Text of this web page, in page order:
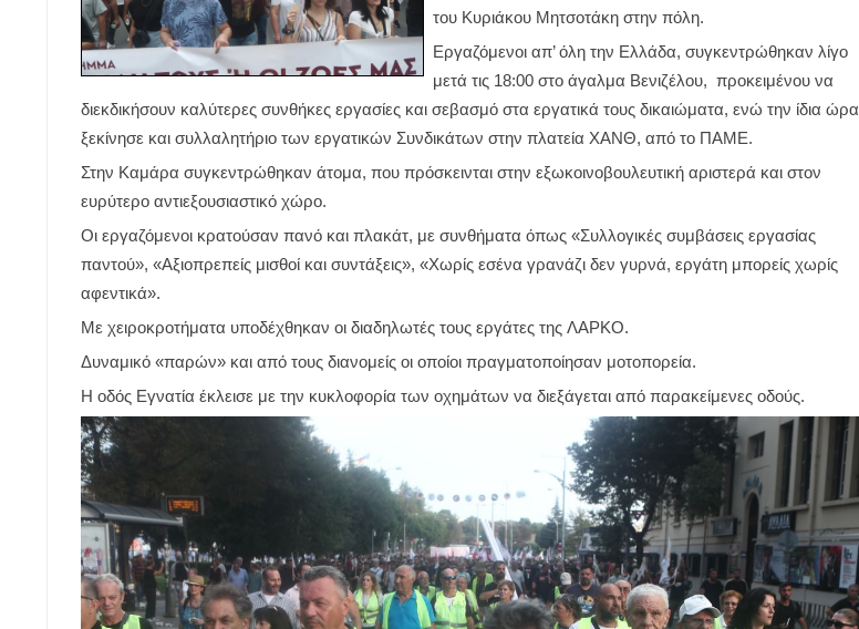
του Κυριάκου Μητσοτάκη στην πόλη.
Εργαζόμενοι απ’ όλη την Ελλάδα, συγκεντρώθηκαν λίγο
μετά τις 18:00 στο άγαλμα Βενιζέλου, προκειμένου να
διεκδικήσουν καλύτερες συνθήκες εργασίες και σεβασμό στα εργατικά τους δικαιώματα, ενώ την ίδια ώρα
ξεκίνησε και συλλαλητήριο των εργατικών Συνδικάτων στην πλατεία ΧΑΝΘ, από το ΠΑΜΕ.
Στην Καμάρα συγκεντρώθηκαν άτομα, που πρόσκεινται στην εξωκοινοβουλευτική αριστερά και στον
ευρύτερο αντιεξουσιαστικό χώρο.
Οι εργαζόμενοι κρατούσαν πανό και πλακάτ, με συνθήματα όπως «Συλλογικές συμβάσεις εργασίας
παντού», «Αξιοπρεπείς μισθοί και συντάξεις», «Χωρίς εσένα γρανάζι δεν γυρνά, εργάτη μπορείς χωρίς
αφεντικά».
Με χειροκροτήματα υποδέχθηκαν οι διαδηλωτές τους εργάτες της ΛΑΡΚΟ.
Δυναμικό «παρών» και από τους διανομείς οι οποίοι πραγματοποίησαν μοτοπορεία.
Η οδός Εγνατία έκλεισε με την κυκλοφορία των οχημάτων να διεξάγεται από παρακείμενες οδούς.